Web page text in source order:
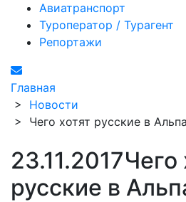
Авиатранспорт
Туроператор / Турагент
Репортажи
Главная
> Новости
> Чего хотят русские в
23.11.2017Чего
русские в